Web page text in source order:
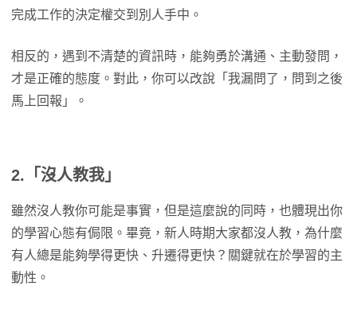
完成工作的決定權交到別人手中。
相反的，遇到不清楚的資訊時，能夠勇於溝通、主動發問，
才是正確的態度。對此，你可以改說「我漏問了，問到之後
馬上回報」。
2.「沒人教我」
雖然沒人教你可能是事實，但是這麼說的同時，也體現出你
的學習心態有侷限。畢竟，新人時期大家都沒人教，為什麼
有人總是能夠學得更快、升遷得更快？關鍵就在於學習的主
動性。